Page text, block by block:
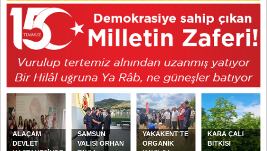
ALAÇAM
DEVLET
SAMSUN
VALİSİ ORHAN
YAKAKENT'TE
ORGANİK
KARA ÇALI
BİTKİSİ